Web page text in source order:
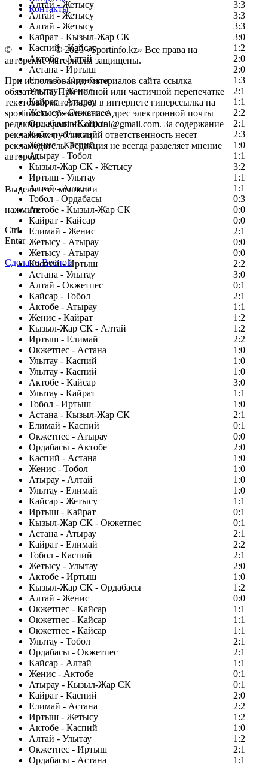
Алтай - Жетысу
3:3
Алтай - Жетысу
3:3
Алтай - Жетысу
3:3
Кайрат - Кызыл-Жар СК
3:0
Каспий - Кайсар
1:2
Актобе - Алтай
2:0
Астана - Иртыш
2:0
Елимай - Ордабасы
1:3
Улытау - Женис
2:1
Кайрат - Атырау
1:1
Жетысу - Окжетпес
2:2
Ордабасы - Кайрат
2:1
Кайсар - Елимай
2:3
Женис - Каспий
1:0
Атырау - Тобол
1:1
Кызыл-Жар СК - Жетысу
3:2
Иртыш - Улытау
1:1
Алтай - Астана
1:1
Тобол - Ордабасы
0:3
Актобе - Кызыл-Жар СК
0:0
Кайрат - Кайсар
0:0
Елимай - Женис
2:1
Жетысу - Атырау
0:0
Жетысу - Атырау
0:0
Каспий - Иртыш
2:2
Астана - Улытау
3:0
Алтай - Окжетпес
0:1
Кайсар - Тобол
2:1
Актобе - Атырау
1:1
Женис - Кайрат
1:2
Кызыл-Жар СК - Алтай
1:2
Иртыш - Елимай
2:2
Окжетпес - Астана
1:0
Улытау - Каспий
1:0
Улытау - Каспий
1:0
Актобе - Кайсар
3:0
Улытау - Кайрат
1:1
Тобол - Иртыш
1:0
Астана - Кызыл-Жар СК
2:1
Елимай - Каспий
0:1
Окжетпес - Атырау
0:0
Ордабасы - Актобе
2:0
Каспий - Астана
1:0
Женис - Тобол
1:0
Атырау - Алтай
1:0
Улытау - Елимай
1:0
Кайсар - Жетысу
1:1
Иртыш - Кайрат
0:1
Кызыл-Жар СК - Окжетпес
0:1
Астана - Атырау
2:1
Кайрат - Елимай
2:2
Тобол - Каспий
2:1
Жетысу - Улытау
2:0
Актобе - Иртыш
1:0
Кызыл-Жар СК - Ордабасы
1:2
Алтай - Женис
0:0
Окжетпес - Кайсар
1:1
Окжетпес - Кайсар
1:1
Окжетпес - Кайсар
1:1
Улытау - Тобол
2:1
Ордабасы - Окжетпес
2:1
Кайсар - Алтай
1:1
Женис - Актобе
0:1
Атырау - Кызыл-Жар СК
0:1
Кайрат - Каспий
2:0
Елимай - Астана
2:2
Иртыш - Жетысу
1:2
Актобе - Каспий
1:0
Алтай - Улытау
1:2
Окжетпес - Иртыш
2:1
Ордабасы - Астана
1:1
Контакты
© Copyright© 2025 «Sportinfo.kz» Все права на
авторские материалы защищены.
При использовании материалов сайта ссылка
обязательна. При полной или частичной перепечатке
текстовых материалов в интернете гиперссылка на
sportinfo.kz обязательна. Адрес электронной почты
редакции: sportinfo.official@gmail.com. За содержание
рекламных публикаций ответственность несет
рекламодатель. Редакция не всегда разделяет мнение
авторов.
Заметили ошибку в тексте?
Выделите ее мышью и
нажмите
Ctrl
Enter
Сделано Весной